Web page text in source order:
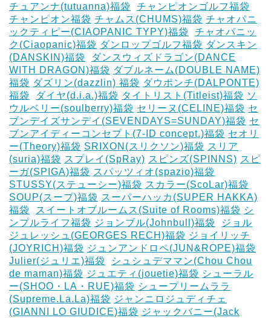
チュアンナ(tutuanna)福袋
チャンピオンゴルフ福袋
チャンピオン福袋 チャムス(CHUMS)福袋 チャオパニ
ックティピー(CIAOPANIC TYPY)福袋
チャオパニッ
ク(Ciaopanic)福袋 ダンロップゴルフ福袋 ダンスキン
(DANSKIN)福袋
ダンスウィズドラゴン(DANCE
WITH DRAGON)福袋 ダブルネーム(DOUBLE NAME)
福袋 ダズリン(dazzlin) 福袋 ダウポンチ(DALPONTE)
福袋
ダイヤ(d.i.a.)福袋 タイトリスト(Titleist)福袋 ソ
ウルベリー(soulberry)福袋 セリーヌ(CELINE)福袋 セ
ブンデイズサンデイ(SEVENDAYS=SUNDAY)福袋 セ
ブンアイディーコンセプト(7-ID concept.)福袋 セオリ
ー(Theory)福袋 SRIXON(スリクソン)福袋 スリア
(suria)福袋 スプレイ(SpRay) スピンズ(SPINNS) スピ
ーガ(SPIGA)福袋 スパッツィオ(spazio)福袋
STUSSY(ステューシー)福袋 スカラー(ScoLar)福袋
SOUP(スープ)福袋 スーパーハッカ(SUPER HAKKA)
福袋
スイートオブルームス(Suite of Rooms)福袋 シ
ンプルライフ福袋 ジョンブル(Johnbull)福袋
ジョル
ジュレッシュ(GEORGES RECH)福袋 ジョイリッチ
(JOYRICH)福袋 ジュンアンドロペ(JUN&ROPE)福袋
Julier(ジュリエ)福袋
シュシュデママン(Chou Chou
de maman)福袋 ジュエティ(jouetie)福袋 シューラル
ー(SHOO・LA・RUE)福袋 シュープリームララ
(Supreme.La.La)福袋 ジャンニロジュディチェ
(GIANNI LO GIUDICE)福袋 ジャックバニー(Jack